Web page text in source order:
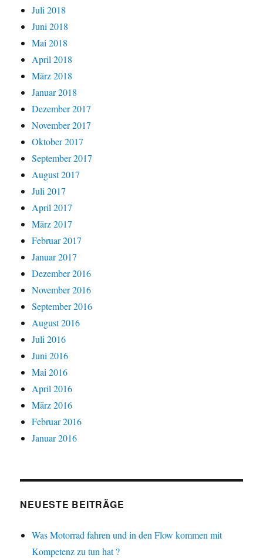
Juli 2018
Juni 2018
Mai 2018
April 2018
März 2018
Januar 2018
Dezember 2017
November 2017
Oktober 2017
September 2017
August 2017
Juli 2017
April 2017
März 2017
Februar 2017
Januar 2017
Dezember 2016
November 2016
September 2016
August 2016
Juli 2016
Juni 2016
Mai 2016
April 2016
März 2016
Februar 2016
Januar 2016
NEUESTE BEITRÄGE
Was Motorrad fahren und in den Flow kommen mit
Kompetenz zu tun hat ?